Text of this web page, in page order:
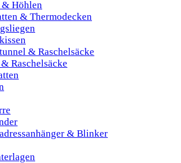
& Höhlen
& Thermodecken
& Raschelsäcke
Raschelsäcke
& Blinker